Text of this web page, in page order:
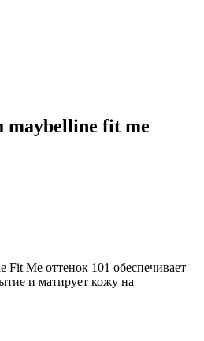
fit me
Me оттенок 101 обеспечивает
и матирует кожу на